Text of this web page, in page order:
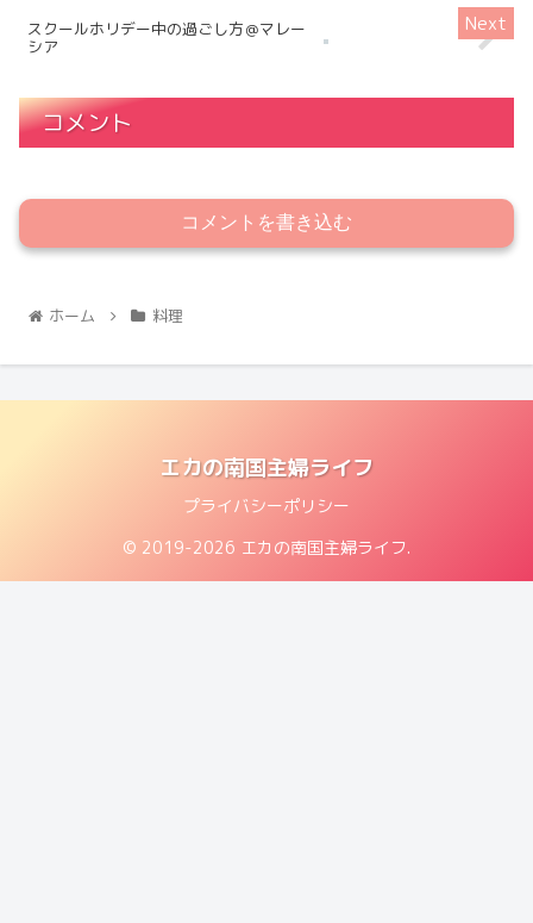
スクールホリデー中の過ごし方＠マレー
シア
コメント
コメントを書き込む
ホーム 料理
エカの南国主婦ライフ
プライバシーポリシー
© 2019-2026 エカの南国主婦ライフ.